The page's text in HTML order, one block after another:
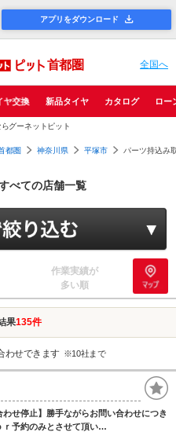
アプリをダウンロード
首都圏 全国へ
ヤ交換 新品タイヤ カタログ ロー
グーネットピット
都圏 神奈川県 平塚市 パーツ持込み
べての店舗一覧
作業実績が
多い順
果135件
わせできます ※10社まで
わせ停止】勝手ながらお問い合わせにつき
ｒ予約のみとさせて頂い…